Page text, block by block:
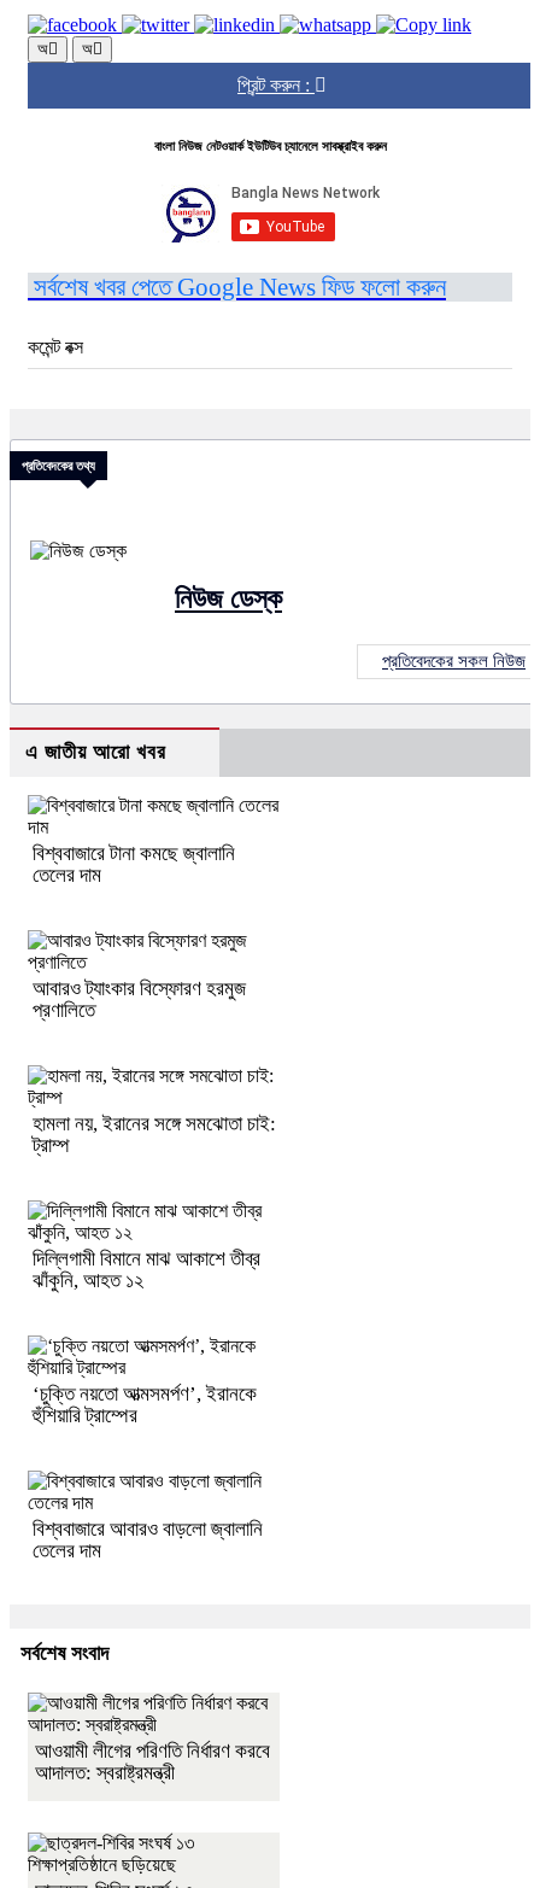
অ অ
প্রিন্ট করুন :
বাংলা নিউজ নেটওয়ার্ক ইউটিউব চ্যানেলে সাবস্ক্রাইব করুন
সর্বশেষ খবর পেতে Google News ফিড ফলো করুন
কমেন্ট বক্স
প্রতিবেদকের তথ্য
নিউজ ডেস্ক
প্রতিবেদকের সকল নিউজ
এ জাতীয় আরো খবর
বিশ্ববাজারে টানা কমছে জ্বালানি
তেলের দাম
আবারও ট্যাংকার বিস্ফোরণ হরমুজ
প্রণালিতে
হামলা নয়, ইরানের সঙ্গে সমঝোতা চাই:
ট্রাম্প
দিল্লিগামী বিমানে মাঝ আকাশে তীব্র
ঝাঁকুনি, আহত ১২
‘চুক্তি নয়তো আত্মসমর্পণ’, ইরানকে
হুঁশিয়ারি ট্রাম্পের
বিশ্ববাজারে আবারও বাড়লো জ্বালানি
তেলের দাম
সর্বশেষ সংবাদ
আওয়ামী লীগের পরিণতি নির্ধারণ করবে
আদালত: স্বরাষ্ট্রমন্ত্রী